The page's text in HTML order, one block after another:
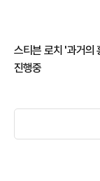
스티븐 로치 '과거의
진행중